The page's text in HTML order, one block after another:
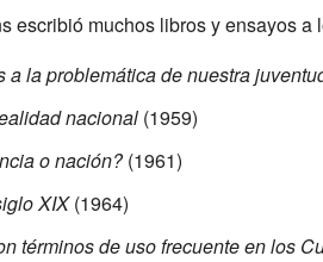
escribió muchos libros y ensayos
a la problemática de nuestra
nacional(1959)
o nación?(1961)
XIX(1964)
términos de uso frecuente en los